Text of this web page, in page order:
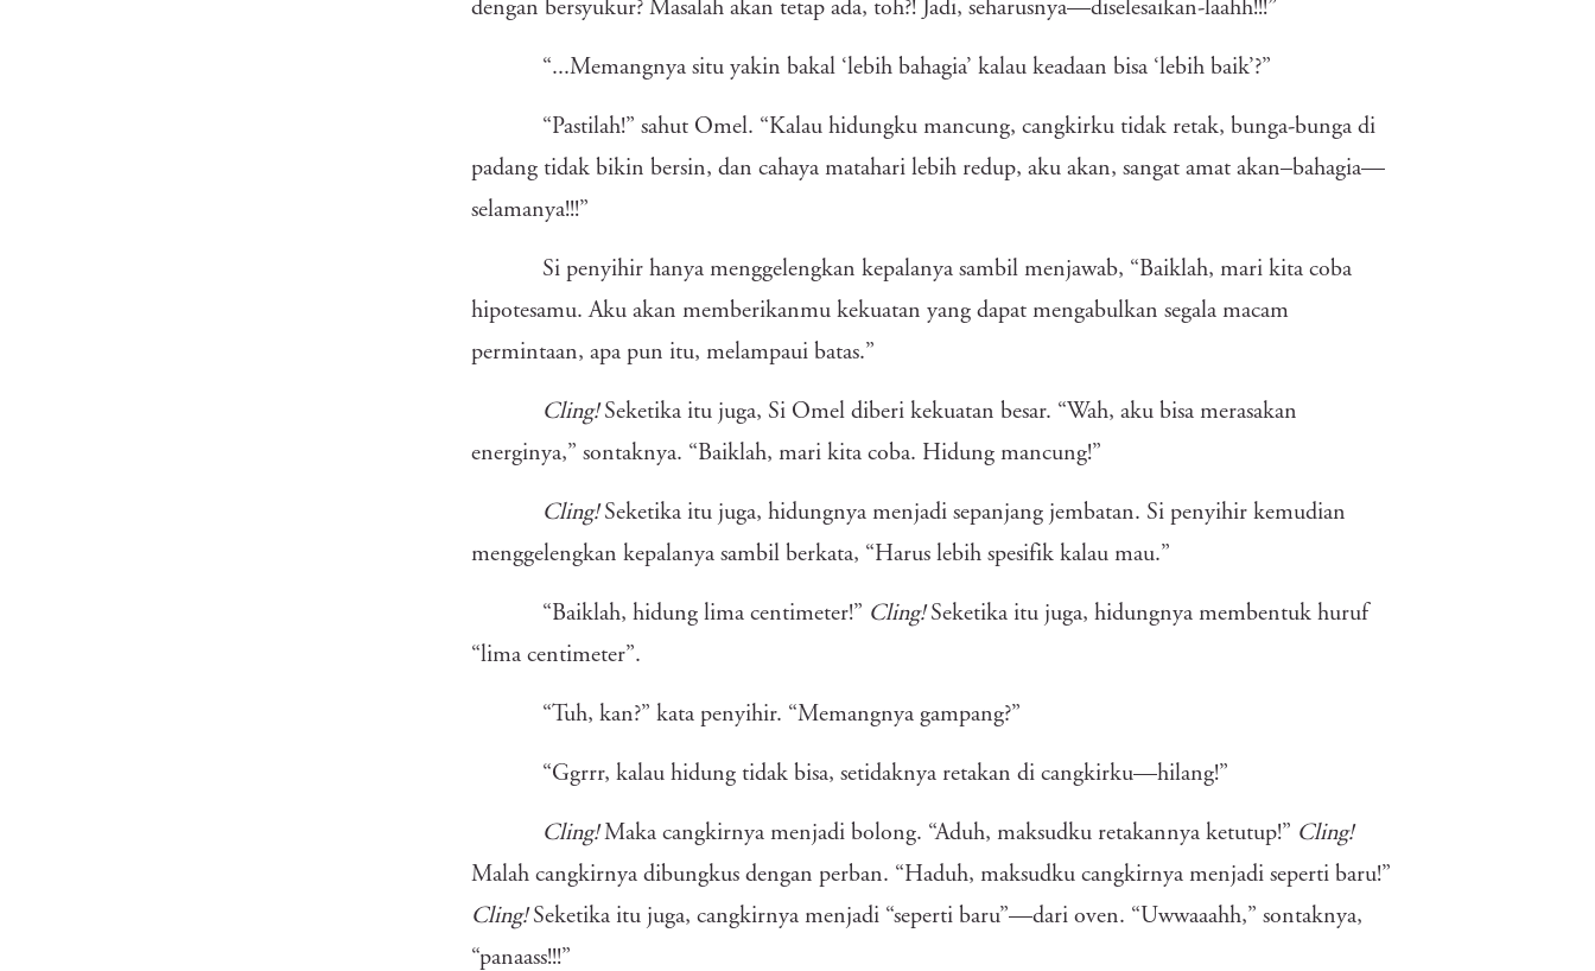
dengan bersyukur? Masalah akan tetap ada, toh?! Jadi, seharusnya—diselesaikan-laahh!!!”
“...Memangnya situ yakin bakal ‘lebih bahagia’ kalau keadaan bisa ‘lebih baik’?”
“Pastilah!” sahut Omel. “Kalau hidungku mancung, cangkirku tidak retak, bunga-bunga di
padang tidak bikin bersin, dan cahaya matahari lebih redup, aku akan, sangat amat akan–bahagia—
selamanya!!!”
Si penyihir hanya menggelengkan kepalanya sambil menjawab, “Baiklah, mari kita coba
hipotesamu. Aku akan memberikanmu kekuatan yang dapat mengabulkan segala macam
permintaan, apa pun itu, melampaui batas.”
Cling! Seketika itu juga, Si Omel diberi kekuatan besar. “Wah, aku bisa merasakan
energinya,” sontaknya. “Baiklah, mari kita coba. Hidung mancung!”
Cling! Seketika itu juga, hidungnya menjadi sepanjang jembatan. Si penyihir kemudian
menggelengkan kepalanya sambil berkata, “Harus lebih spesifik kalau mau.”
“Baiklah, hidung lima centimeter!” Cling! Seketika itu juga, hidungnya membentuk huruf
“lima centimeter”.
“Tuh, kan?” kata penyihir. “Memangnya gampang?”
“Ggrrr, kalau hidung tidak bisa, setidaknya retakan di cangkirku—hilang!”
Cling!Maka cangkirnya menjadi bolong. “Aduh, maksudku retakannya ketutup!” Cling!
Malah cangkirnya dibungkus dengan perban. “Haduh, maksudku cangkirnya menjadi seperti baru!”
Cling! Seketika itu juga, cangkirnya menjadi “seperti baru”—dari oven. “Uwwaaahh,” sontaknya,
“panaass!!!”